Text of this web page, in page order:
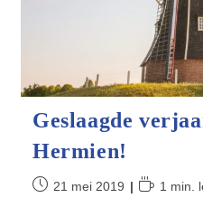
Geslaagde
Hermien!
Bericht21 mei 2019 Leestijd:
1 min.